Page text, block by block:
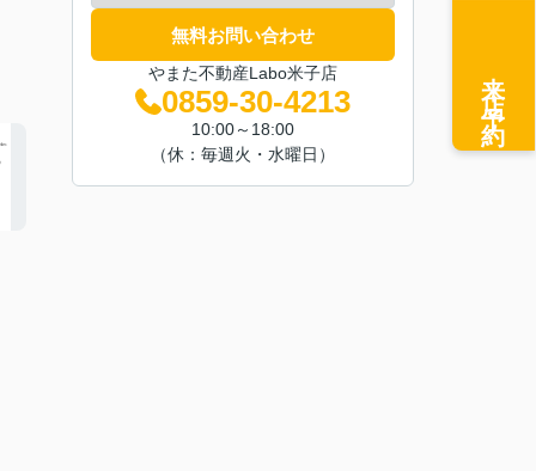
無料お問い合わせ
やまた不動産Labo米子店
0859-30-4213
10:00～18:00
（休：毎週火・水曜日）
来店予約